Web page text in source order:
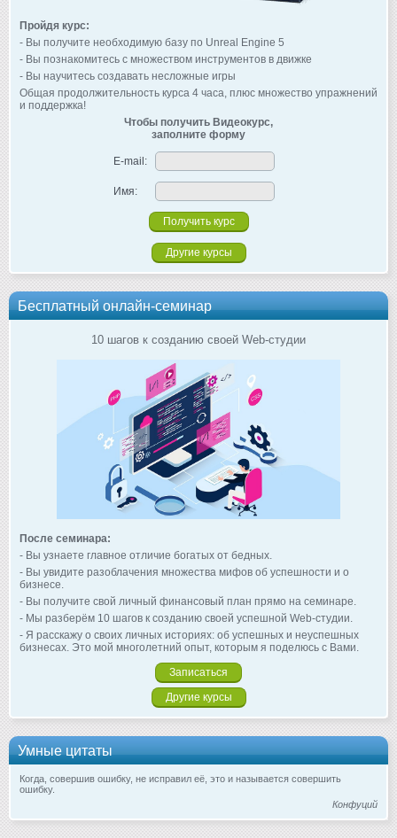
Пройдя курс:
- Вы получите необходимую базу по Unreal Engine 5
- Вы познакомитесь с множеством инструментов в движке
- Вы научитесь создавать несложные игры
Общая продолжительность курса 4 часа, плюс множество упражнений
и поддержка!
Чтобы получить Видеокурс,
заполните форму
E-mail:
Имя:
Другие курсы
Бесплатный онлайн-семинар
10 шагов к созданию своей Web-студии
После семинара:
- Вы узнаете главное отличие богатых от бедных.
- Вы увидите разоблачения множества мифов об успешности и о
бизнесе.
- Вы получите свой личный финансовый план прямо на семинаре.
- Мы разберём 10 шагов к созданию своей успешной Web-студии.
- Я расскажу о своих личных историях: об успешных и неуспешных
бизнесах. Это мой многолетний опыт, которым я поделюсь с Вами.
Записаться
Другие курсы
Умные цитаты
Когда, совершив ошибку, не исправил её, это и называется совершить
ошибку.
Конфуций